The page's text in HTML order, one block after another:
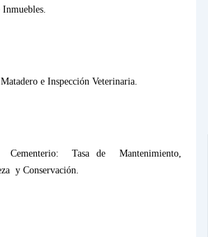
Inmuebles.
e Inspección Veterinaria.
Cementerio: Tasa de
Mantenimiento,
y Conservación.